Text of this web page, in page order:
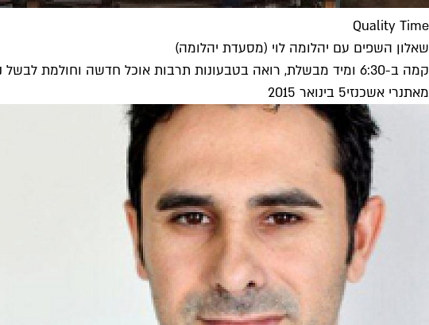
Quality Time
שאלון השפים עם יהלומה לוי (מסעדת יהלומה)
קמה ב-6:30 ומיד מבשלת, רואה בטבעונות תרבות אוכל חדשה וחולמת לבשל ניוקי טחינה וחציל לפבלו אלמודובר. שאלון השפים עם יהלומה לוי...
מאתנרי אשכנזי5 בינואר 2015